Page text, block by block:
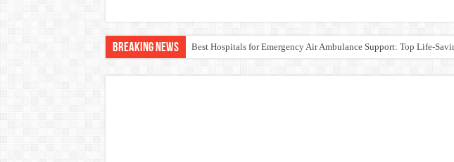
Breaking News Best Hospitals for Emergency Air Ambulance Support: Top Life-